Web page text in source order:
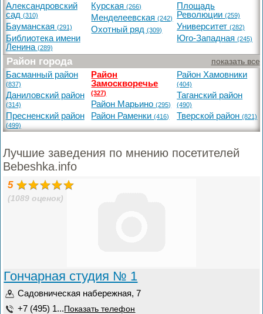
Александровский
сад (310)
Бауманская (291)
Библиотека имени
Ленина (289)
Курская(266)
Менделеевская(242)
Охотный ряд(309)
Площадь
Революции(259)
Университет(282)
Юго-Западная(245)
Район города показать все
Басманный район
(837)
Даниловский район
(314)
Пресненский район
(499)
Район
Замоскворечье
(327)
Район Марьино(295)
Район Раменки(416)
Район Хамовники
(404)
Таганский район
(490)
Тверской район(821)
Лучшие заведения по мнению посетителей
Bebeshka.info
5
(1089 оценок)
Гончарная студия № 1
Садовническая набережная, 7
+7 (495) 1... Показать телефон